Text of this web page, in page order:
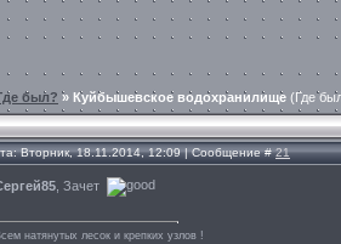
был? » Куйбышевское водохранилище (Где
Вторник, 18.11.2014, 12:09 | Сообщение #21
, Зачет
натянутых лесок и крепких узлов !